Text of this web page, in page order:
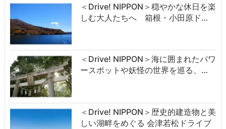
＜Drive! NIPPON＞穏やかな休日を楽
しむ大人たちへ 箱根・小田原ド…
＜Drive! NIPPON＞海に囲まれたパワ
ースポットや妖怪の世界を巡る、…
＜Drive! NIPPON＞歴史的建造物と美
しい湖畔をめぐる 会津若松ドライブ